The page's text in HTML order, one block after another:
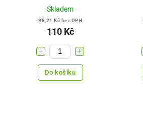
Skladem
98,21 Kč bez DPH
110 Kč
+
−
Do košíku